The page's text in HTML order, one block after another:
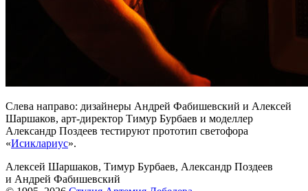
Слева направо: дизайнеры Андрей Фабишевский и Алексей
Шаршаков, арт-директор Тимур Бурбаев и моделлер
Александр Поздеев тестируют прототип светофора
«Исиклариус».
Алексей Шаршаков, Тимур Бурбаев, Александр Поздеев
и Андрей Фабишевский